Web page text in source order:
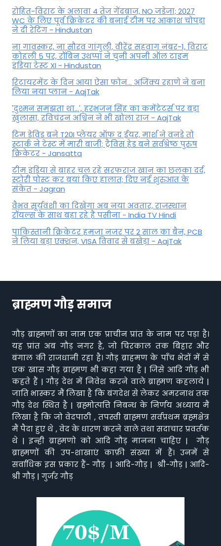
रोहित-विराट के अलावा 4 तेज गेंदबाज, NO जडेजा; 2027
WC के लिए पूर्व क्रिकेटर की बनाई टीम पर आकाश चोपड़ा
ने दी रेटिंग - Hindustan
ना गावस्कर, ना सौरव गांगुली, वीरेंद्र सहवाग नंबर-1, विराट
कोहली 5 पर, रॉबिन उथप्पा ने चुनी अपनी ऑल टाइम
इंडिया टेस्ट XI - Hindustan
रिटायरमेंट के दिन आया ऐसा फोन... अजिंक्य रहाणे ने बना
लिया नया प्लान - AajTak
'दुश्मन समझता था...', हरभजन सिंह का कमेंटेटर्स पर बड़ा
खुलासा, रव‍िचंद्रन अश्विन ने भी खोला राज - AajTak
टिम डेविड बने T20I प्लेयर ऑफ द ईयर, मार्श ने वनडे तो
स्टार्क ने टेस्ट में मारी बाजी; ट्रैविस हेड बने सर्वश्रेष्ठ पुरुष
क्रिकेटर - Jansatta
टीम इंडिया से बाहर चल रहे सरफराज खान का छलका दर्द,
स्टोरी पोस्ट कर बयां किए हालात; दिए नई शुरुआत के
संकेत - Jagran
वैभव सूर्यवंशी का दिखेगा अब नया अवतार, राजस्थान
रॉयल्स के साथ बहा रहे हैं पसीना - India TV Hindi
पाकिस्तानी क्रिकेटर हमजा नजर पर 2 साल का बैन, PCB
ने ल‍िया बड़ा एक्शन, VISA व‍िवाद से बखेड़ा - AajTak
ब्राह्मण गौड़ समाज
गौड़ ब्राह्मणों का नाम एक प्राचीन प्रांत के नाम पर पड़ा है।
यह प्रांत अब गौड़ नगर है, जो चिरकाल तक बिहार और
बंगाल की राजधानी रहा है। गौड़ ब्राहमण के पाँच भेदों में से
एक खास गौड़ ब्राह्मण भी कहा गया है | जिसे आदि गौड़ भी
कहते हैं | गौड़ देश में निवेश करने वाले ब्राह्मण कहलाये |
जाति भास्कर मैं लिखा है कि बंगदेश से लेकर अमरनाथ तक
गौड़ देश स्थित है | ब्रह्मोत्पत्ति निबन्ध के निर्णय अध्याय मैं
लिखा है कि जो वेदपाठी , तपस्वी ब्राह्मण सर्वप्रथम ब्रह्मक्षेत्र
मैं पैदा हुए थे , वेद के धारण करने वाले तथा सदाचार प्रवर्तक
थे | इन्ही ब्राह्मणो को आदि गौड़ मानना चाहिए | गौड़
ब्राह्मणों की उप-शाखाएं काफ़ी संख्या में हैं। उनमें से
सर्वाधिक इस प्रकार हैं- गौड़ | आदि-गौड़ | श्री-गौड़ | आदि-
श्री गौड़ | गुर्जर गौड़